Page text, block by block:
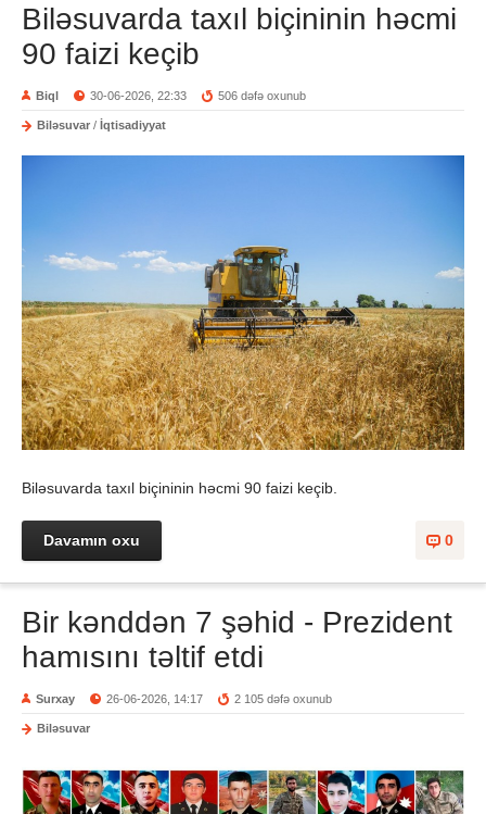
Biləsuvarda taxıl biçininin həcmi
90 faizi keçib
Biql 30-06-2026, 22:33 506 dəfə oxunub
Biləsuvar / İqtisadiyyat
Biləsuvarda taxıl biçininin həcmi 90 faizi keçib.
0
Davamın oxu
Bir kənddən 7 şəhid - Prezident
hamısını təltif etdi
Surxay 26-06-2026, 14:17 2 105 dəfə oxunub
Biləsuvar